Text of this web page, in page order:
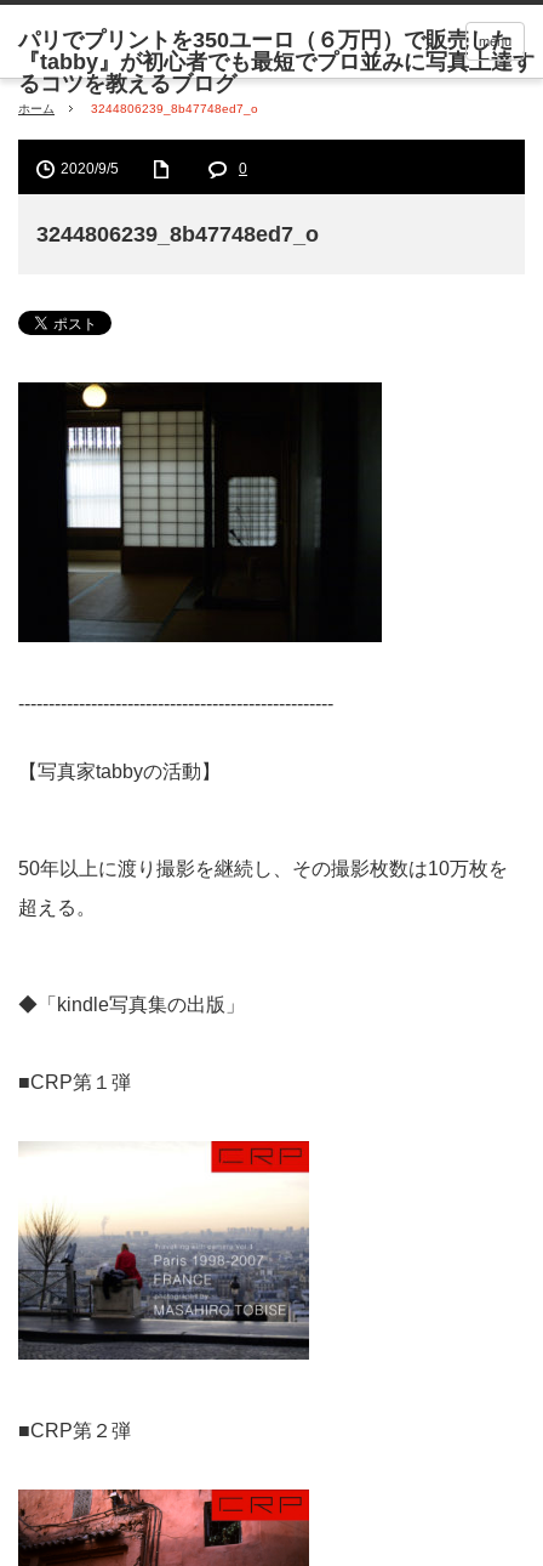
menu
ホーム 3244806239_8b47748ed7_o
2020/9/5 0
3244806239_8b47748ed7_o
----------------------------------------------------
【写真家tabbyの活動】
50年以上に渡り撮影を継続し、その撮影枚数は10万枚を
超える。
◆「kindle写真集の出版」
■CRP第１弾
■CRP第２弾